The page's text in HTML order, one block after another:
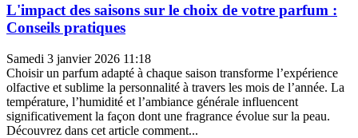
L'impact des saisons sur le choix de votre parfum :
Conseils pratiques
Samedi 3 janvier 2026 11:18
Choisir un parfum adapté à chaque saison transforme l’expérience
olfactive et sublime la personnalité à travers les mois de l’année. La
température, l’humidité et l’ambiance générale influencent
significativement la façon dont une fragrance évolue sur la peau.
Découvrez dans cet article comment...